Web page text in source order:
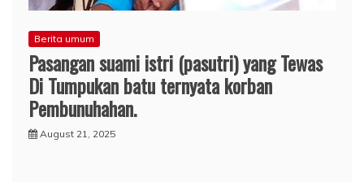
Berita umum
Pasangan suami istri (pasutri) yang Tewas
Di Tumpukan batu ternyata korban
Pembunuhahan.
August 21, 2025